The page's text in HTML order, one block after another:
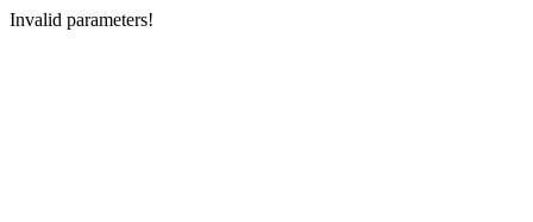
Invalid parameters!